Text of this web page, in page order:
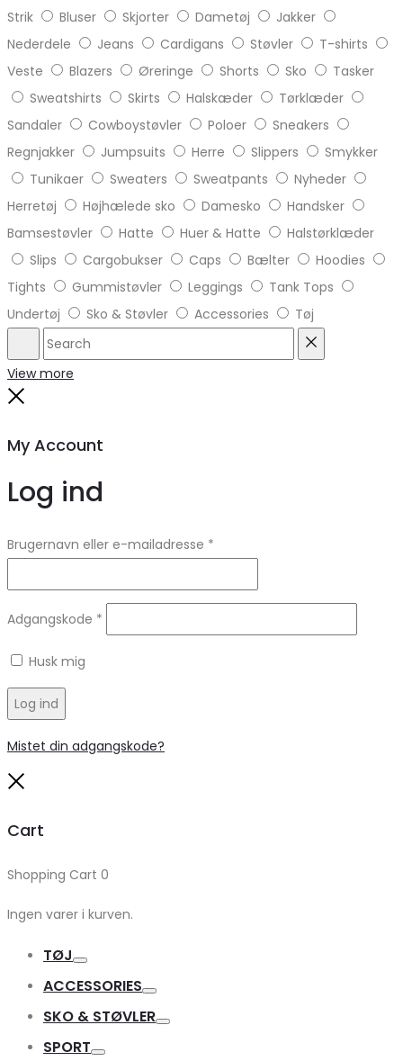
Strik
Bluser Skjorter Dametøj
Jakker
Nederdele
Jeans Cardigans Støvler
T-shirts
Veste
Blazers Øreringe Shorts Sko
Tasker
Sweatshirts
Skirts Halskæder
Tørklæder
Sandaler
Cowboystøvler Poloer
Sneakers
Regnjakker
Jumpsuits Herre Slippers
Smykker
Tunikaer
Sweaters Sweatpants
Nyheder
Herretøj
Højhælede sko Damesko
Handsker
Bamsestøvler
Hatte Huer & Hatte
Halstørklæder
Slips
Cargobukser Caps Bælter
Hoodies
Tights
Gummistøvler Leggings
Tank Tops
Undertøj
Sko & Støvler Accessories Tøj
Search
View more
My Account
Log ind
Brugernavn eller e-mailadresse *
Adgangskode *
Husk mig
Log ind
Mistet din adgangskode?
Cart
Shopping Cart 0
Ingen varer i kurven.
TØJ
ACCESSORIES
SKO & STØVLER
SPORT